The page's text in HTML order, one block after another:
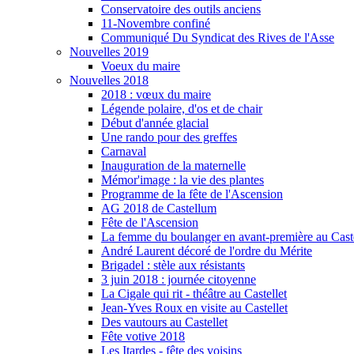
Conservatoire des outils anciens
11-Novembre confiné
Communiqué Du Syndicat des Rives de l'Asse
Nouvelles 2019
Voeux du maire
Nouvelles 2018
2018 : vœux du maire
Légende polaire, d'os et de chair
Début d'année glacial
Une rando pour des greffes
Carnaval
Inauguration de la maternelle
Mémor'image : la vie des plantes
Programme de la fête de l'Ascension
AG 2018 de Castellum
Fête de l'Ascension
La femme du boulanger en avant-première au
André Laurent décoré de l'ordre du Mérite
Brigadel : stèle aux résistants
3 juin 2018 : journée citoyenne
La Cigale qui rit - théâtre au Castellet
Jean-Yves Roux en visite au Castellet
Des vautours au Castellet
Fête votive 2018
Les Itardes - fête des voisins